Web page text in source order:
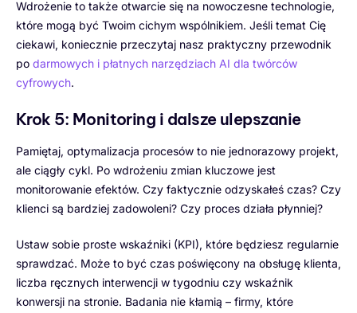
Wdrożenie to także otwarcie się na nowoczesne technologie,
które mogą być Twoim cichym wspólnikiem. Jeśli temat Cię
ciekawi, koniecznie przeczytaj nasz praktyczny przewodnik
po darmowych i płatnych narzędziach AI dla twórców
cyfrowych.
Krok 5: Monitoring i dalsze ulepszanie
Pamiętaj, optymalizacja procesów to nie jednorazowy projekt,
ale ciągły cykl. Po wdrożeniu zmian kluczowe jest
monitorowanie efektów. Czy faktycznie odzyskałeś czas? Czy
klienci są bardziej zadowoleni? Czy proces działa płynniej?
Ustaw sobie proste wskaźniki (KPI), które będziesz regularnie
sprawdzać. Może to być czas poświęcony na obsługę klienta,
liczba ręcznych interwencji w tygodniu czy wskaźnik
konwersji na stronie. Badania nie kłamią – firmy, które